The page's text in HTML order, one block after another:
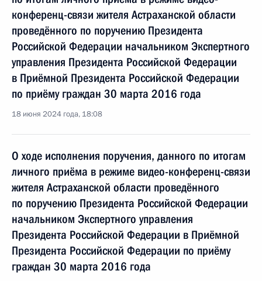
конференц-связи жителя Астраханской области
проведённого по поручению Президента
Российской Федерации начальником Экспертного
управления Президента Российской Федерации
в Приёмной Президента Российской Федерации
по приёму граждан 30 марта 2016 года
18 июня 2024 года, 18:08
О ходе исполнения поручения, данного по итогам
личного приёма в режиме видео-конференц-связи
жителя Астраханской области проведённого
по поручению Президента Российской Федерации
начальником Экспертного управления
Президента Российской Федерации в Приёмной
Президента Российской Федерации по приёму
граждан 30 марта 2016 года